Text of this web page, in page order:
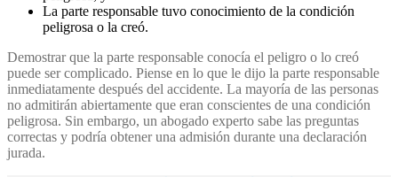
La parte responsable tuvo conocimiento de la condición
peligrosa o la creó.
Demostrar que la parte responsable conocía el peligro o lo creó
puede ser complicado. Piense en lo que le dijo la parte responsable
inmediatamente después del accidente. La mayoría de las personas
no admitirán abiertamente que eran conscientes de una condición
peligrosa. Sin embargo, un abogado experto sabe las preguntas
correctas y podría obtener una admisión durante una declaración
jurada.